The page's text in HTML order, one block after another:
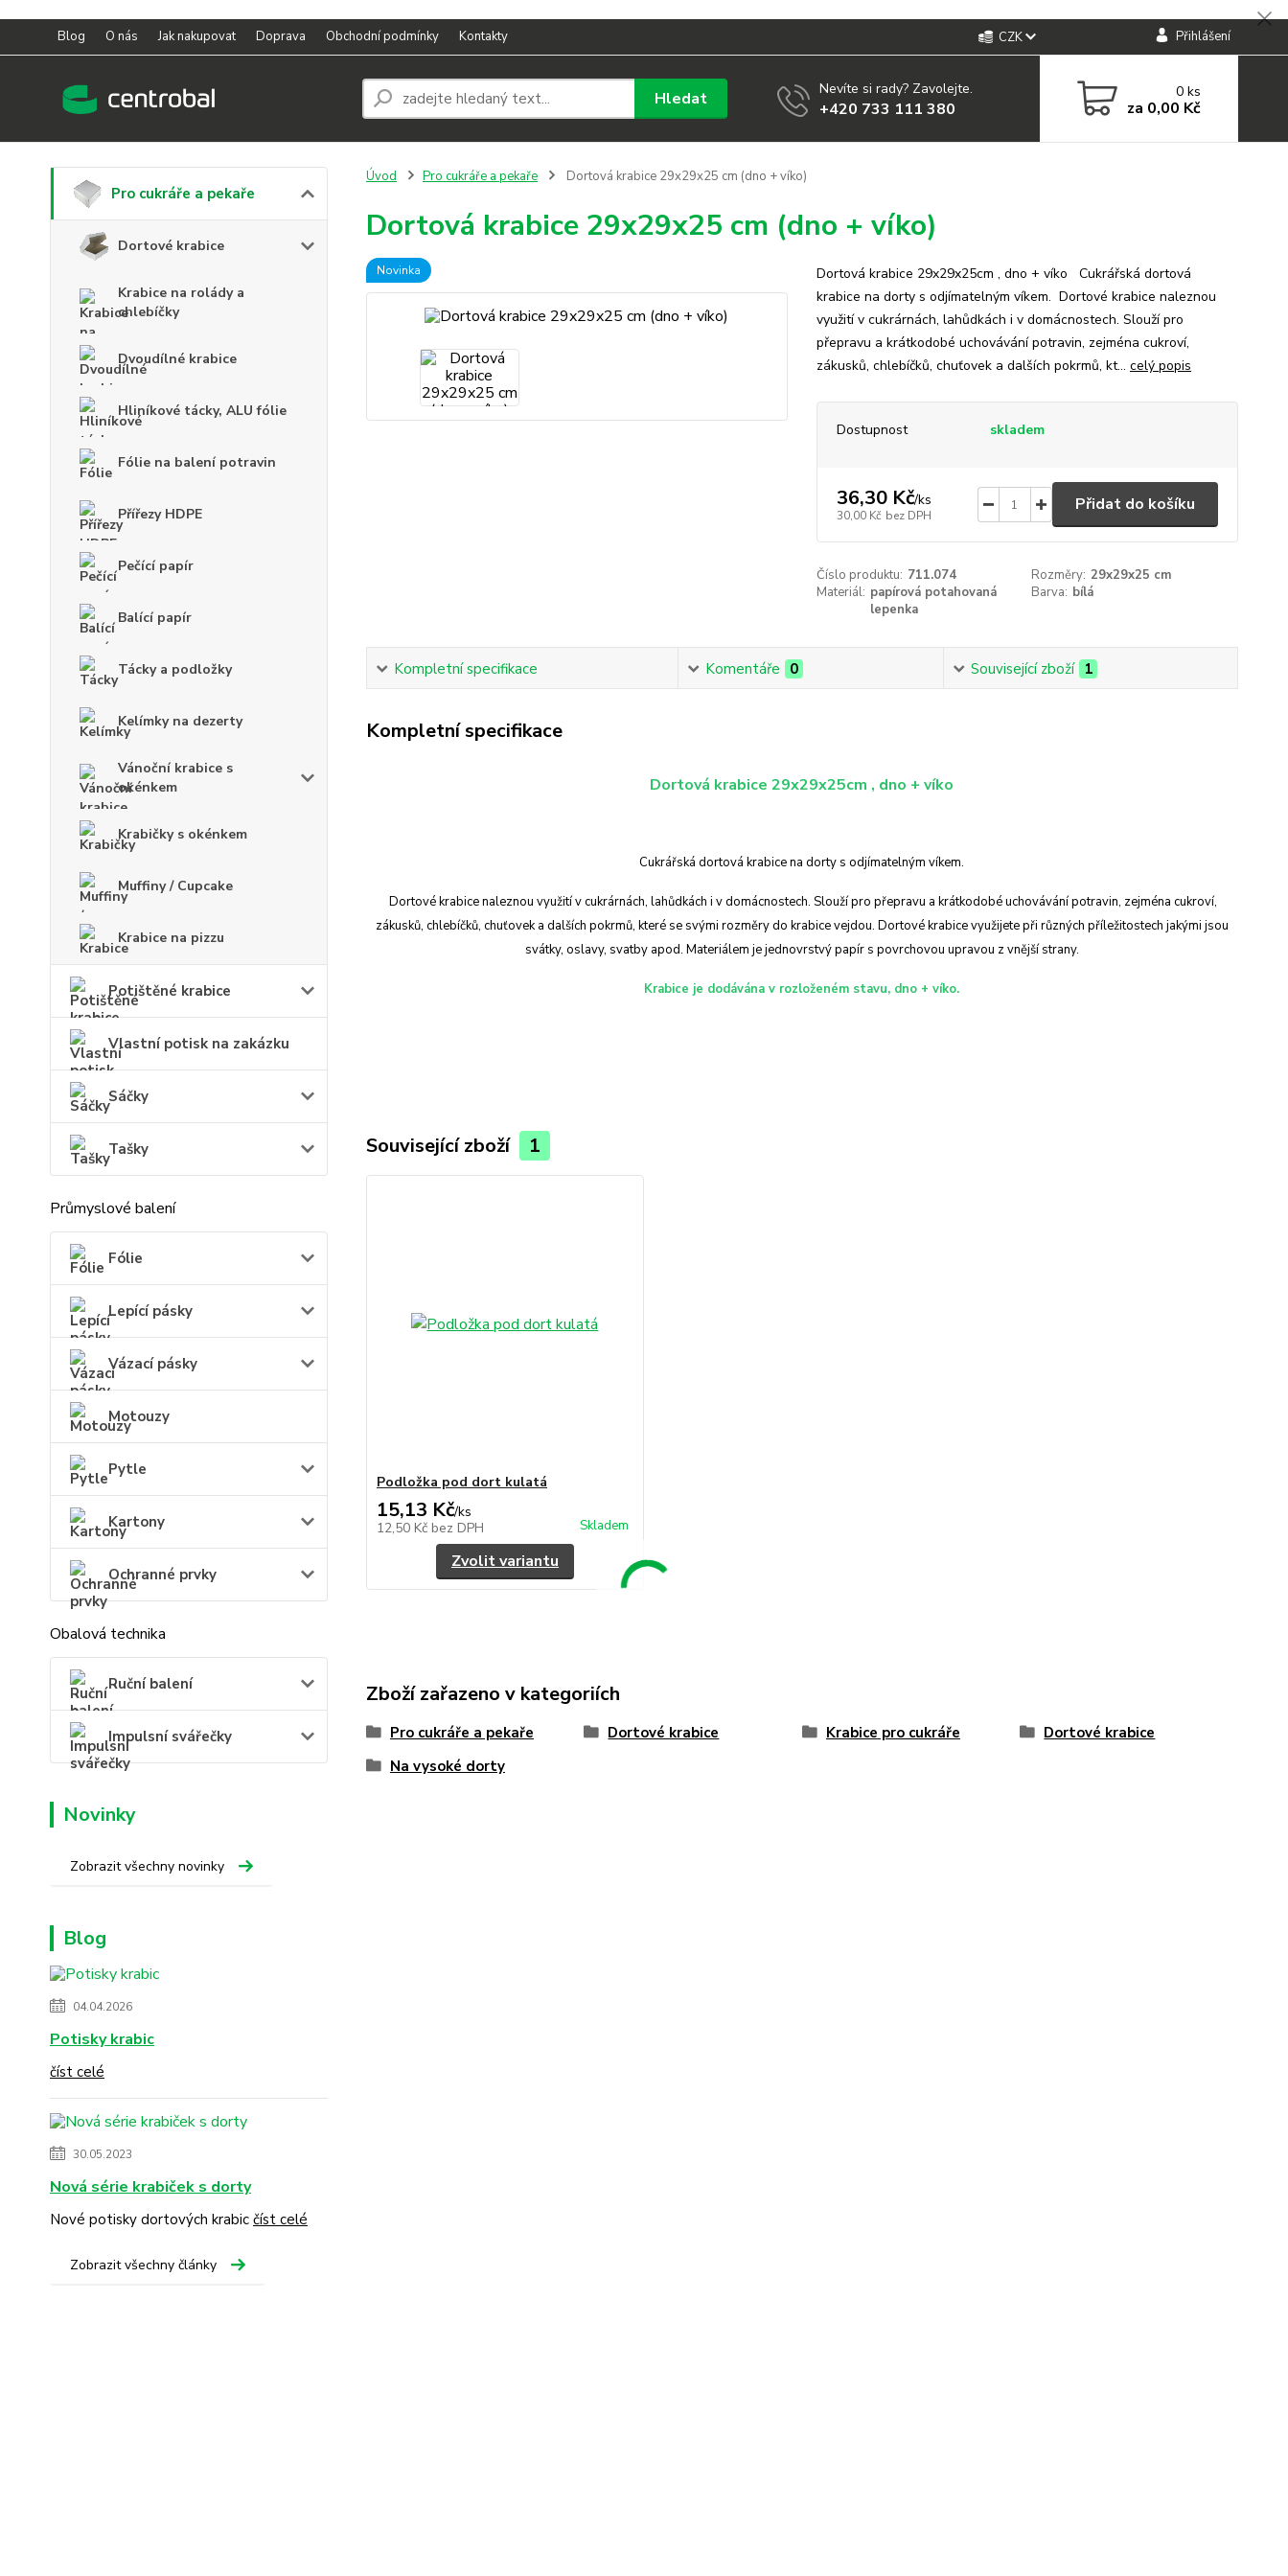
Blog O nás Jak nakupovat Doprava Obchodní podmínky Kontakty CZK Přihlášení
Hledat Nevíte si rady? Zavolejte.
+420 733 111 380
0ks
za 0,00 Kč
Pro cukráře a pekaře
Dortové krabice
Krabice na rolády a
chlebíčky
Dvoudílné krabice
Hliníkové tácky, ALU fólie
Fólie na balení potravin
Přířezy HDPE
Pečící papír
Balící papír
Tácky a podložky
Kelímky na dezerty
Vánoční krabice s
okénkem
Krabičky s okénkem
Muffiny / Cupcake
Krabice na pizzu
Potištěné krabice
Vlastní potisk na zakázku
Sáčky
Tašky
Průmyslové balení
Fólie
Lepící pásky
Vázací pásky
Motouzy
Pytle
Kartony
Ochranné prvky
Obalová technika
Ruční balení
Impulsní svářečky
Novinky
Zobrazit všechny novinky
Blog
04.04.2026
Potisky krabic
číst celé
30.05.2023
Nová série krabiček s dorty
Nové potisky dortových krabic číst celé
Zobrazit všechny články
Úvod Pro cukráře a pekaře Dortová krabice 29x29x25 cm (dno + víko)
Dortová krabice 29x29x25 cm (dno + víko)
Novinka
Dortová krabice 29x29x25cm , dno + víko Cukrářská dortová
krabice na dorty s odjímatelným víkem. Dortové krabice naleznou
využití v cukrárnách, lahůdkách i v domácnostech. Slouží pro
přepravu a krátkodobé uchovávání potravin, zejména cukroví,
zákusků, chlebíčků, chuťovek a dalších pokrmů, kt... celý popis
Dostupnost skladem
36,30 Kč/ks
30,00 Kč bez DPH
Přidat do košíku
Číslo produktu: 711.074 Rozměry: 29x29x25 cm
Materiál: papírová potahovaná
lepenka
Barva: bílá
Kompletní specifikace Komentáře 0 Související zboží 1
Kompletní specifikace
Dortová krabice 29x29x25cm , dno + víko
Cukrářská dortová krabice na dorty s odjímatelným víkem.
Dortové krabice naleznou využití v cukrárnách, lahůdkách i v domácnostech. Slouží pro přepravu a krátkodobé uchovávání potravin, zejména cukroví,
zákusků, chlebíčků, chuťovek a dalších pokrmů, které se svými rozměry do krabice vejdou. Dortové krabice využijete při různých příležitostech jakými jsou
svátky, oslavy, svatby apod. Materiálem je jednovrstvý papír s povrchovou upravou z vnější strany.
Krabice je dodávána v rozloženém stavu, dno + víko.
Související zboží 1
Podložka pod dort kulatá
15,13 Kč/ks
12,50 Kč bez DPH Skladem
Zvolit variantu
Zboží zařazeno v kategoriích
Pro cukráře a pekaře Dortové krabice Krabice pro cukráře
Dortové krabice
Na vysoké dorty